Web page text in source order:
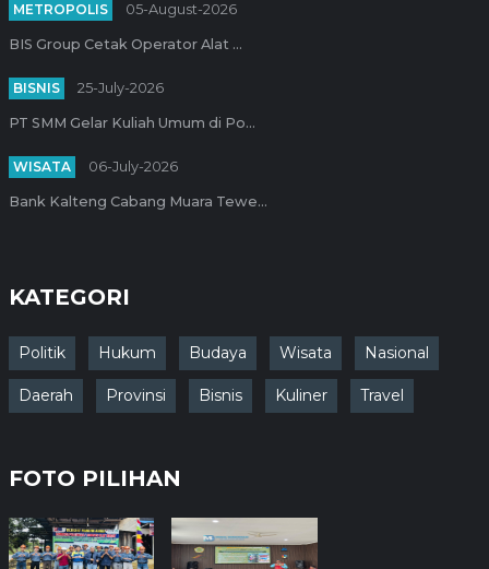
METROPOLIS 05-August-2026
BIS Group Cetak Operator Alat ...
BISNIS 25-July-2026
PT SMM Gelar Kuliah Umum di Po...
WISATA 06-July-2026
Bank Kalteng Cabang Muara Tewe...
KATEGORI
Politik Hukum Budaya Wisata Nasional
Daerah Provinsi Bisnis Kuliner Travel
FOTO PILIHAN